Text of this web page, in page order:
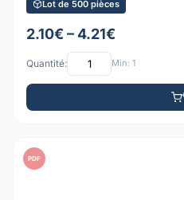
Lot de 500 pièces
2.10€ – 4.21€
Quantité: Min: 1
PDF